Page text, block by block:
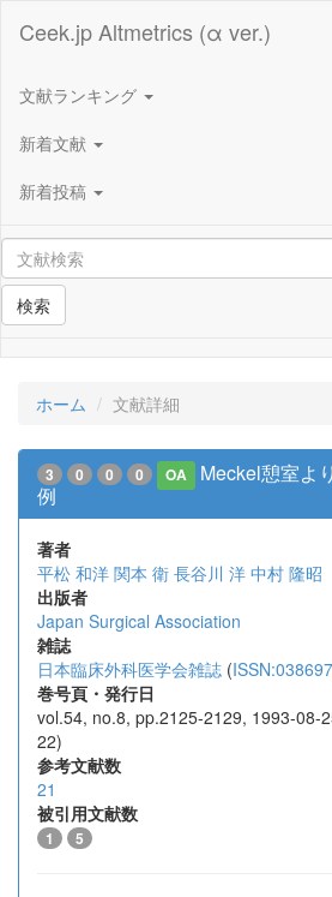
Ceek.jp Altmetrics (α ver.)
文献ランキング
新着文献
新着投稿
検索
ホーム 文献詳細
3 0 0 0 OA
Meckel憩室よ
例
著者
平松 和洋 関本 衛 長谷川 洋 中村 隆昭
出版者
Japan Surgical Association
雑誌
日本臨床外科医学会雑誌 (
巻号頁・発行日
vol.54, no.8, pp.2125-2129, 1993-08-
22)
参考文献数
21
被引用文献数
1 5